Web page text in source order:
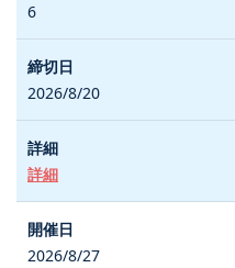
6
2026/8/20
詳細
2026/8/27